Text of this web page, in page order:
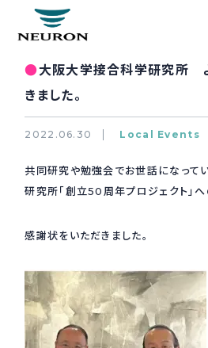
企業情報
研究開発 R&D
新着情報 News&Topics
●大阪大学接合科学研究所
きました。
2022.06.30 Local Events
共同研究や勉強会でお世話になって
研究所「創立50周年プロジェクト」へ
感謝状をいただきました。